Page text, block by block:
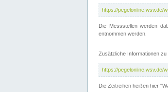
https://pegelonline.wsv.de/
Die Messstellen werden
entnommen werden.
Zusätzliche Informationen
https://pegelonline.wsv.de/
Die Zeitreihen heißen hier